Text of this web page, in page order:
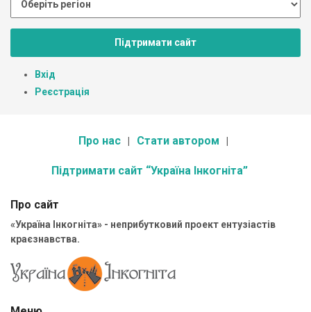
Підтримати сайт
Вхід
Реєстрація
Про нас Стати автором
Підтримати сайт “Україна Інкогніта”
Про сайт
«Україна Інкогніта» - неприбутковий проект ентузіастів
краєзнавства.